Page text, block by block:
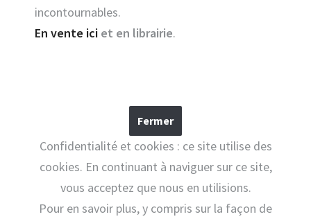
incontournables.
En vente ici et en librairie.
Confidentialité et cookies : ce site utilise des
cookies. En continuant à naviguer sur ce site,
vous acceptez que nous en utilisions.
Pour en savoir plus, y compris sur la façon de